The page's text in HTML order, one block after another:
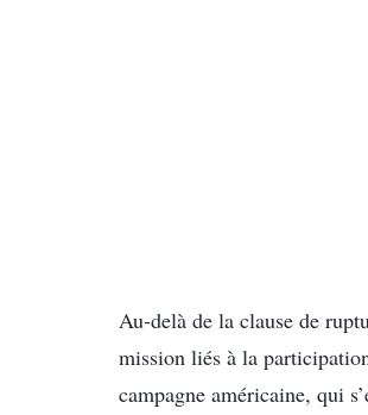
Au-delà de la clause de
mission liés à la
campagne américaine, qui